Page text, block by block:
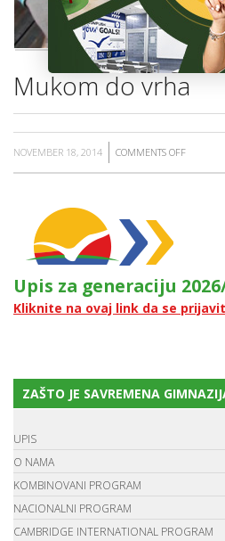
Mukom do vrha
NOVEMBER 18, 2014 COMMENTS OFF
MUKOM
Upis za generaciju
Kliknite na ovaj link da se
ZAŠTO JE SAVREMENA
UPIS
O NAMA
KOMBINOVANI PROGRAM
NACIONALNI PROGRAM
CAMBRIDGE INTERNATIONAL PROGRAM